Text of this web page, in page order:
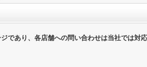
であり、各店舗への問い合わせは当社では対応